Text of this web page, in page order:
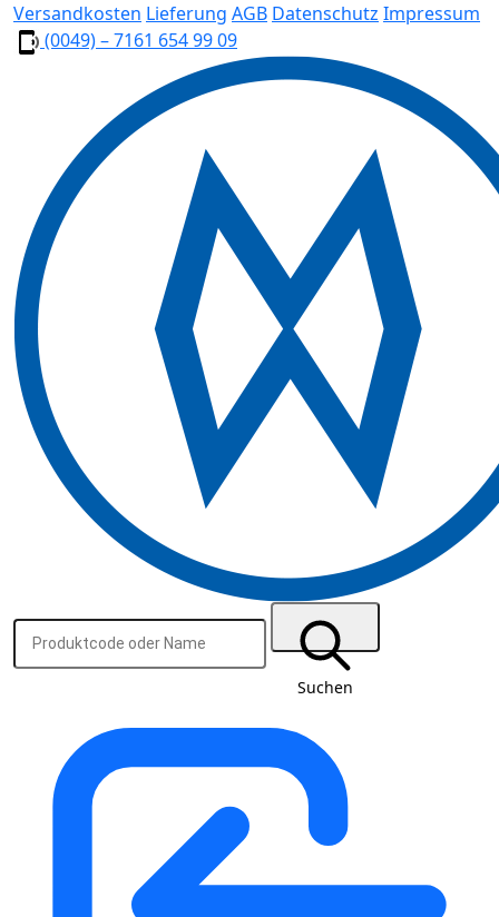
Versandkosten Lieferung AGB Datenschutz Impressum
(0049) – 7161 654 99 09
Suchen